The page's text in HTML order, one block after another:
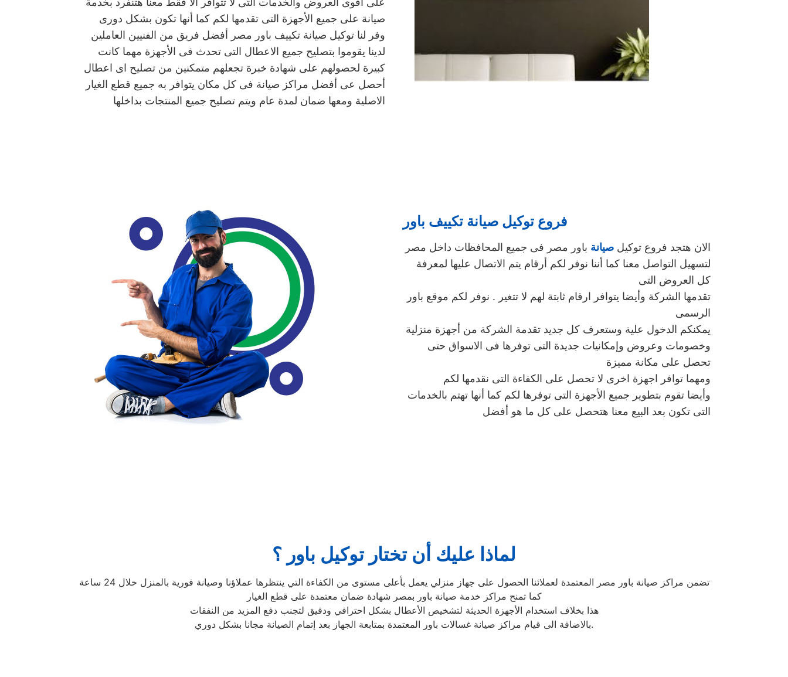
صيانة على جميع الأجهزة التى تقدمها لكم كما أنها تكون بشكل دورى
وفر لنا توكيل صيانة تكييف باور مصر أفضل فريق من الفنيين العاملين
لدينا يقوموا بتصليح جميع الاعطال التى تحدث فى الأجهزة مهما كانت
كبيرة لحصولهم على شهادة خبرة تجعلهم متمكنين من تصليح اى اعطال
أحصل عى أفضل مراكز صيانة فى كل مكان يتوافر به جميع قطع الغيار
الاصلية ومعها ضمان لمدة عام ويتم تصليح جميع المنتجات بداخلها
فروع توكيل صيانة تكييف باور
الان هتجد فروع توكيل صيانة باور مصر فى جميع المحافظات داخل مصر
لتسهيل التواصل معنا كما أننا نوفر لكم أرقام يتم الاتصال عليها لمعرفة
كل العروض التى
تقدمها الشركة وأيضا يتوافر ارقام ثابتة لهم لا تتغير . نوفر لكم موقع باور
الرسمى
يمكنكم الدخول علية وستعرف كل جديد تقدمة الشركة من أجهزة منزلية
وخصومات وعروض وإمكانيات جديدة التى توفرها فى الاسواق حتى
تحصل على مكانة مميزة
ومهما توافر اجهزة اخرى لا تحصل على الكفاءة التى نقدمها لكم
وأيضا تقوم بتطوير جميع الأجهزة التى توفرها لكم كما أنها تهتم بالخدمات
التى تكون بعد البيع معنا هتحصل على كل ما هو أفضل
لماذا عليك أن تختار توكيل باور ؟
تضمن مراكز صيانة باور مصر المعتمدة لعملائنا الحصول على جهاز منزلي يعمل بأعلى مستوى من الكفاءة التي ينتظرها عملاؤنا وصيانة فورية بالمنزل خلال 24 ساعة
كما تمنح مراكز خدمة صيانة باور بمصر شهادة ضمان معتمدة على قطع الغيار
هذا بخلاف استخدام الأجهزة الحديثة لتشخيص الأعطال بشكل احترافي ودقيق لتجنب دفع المزيد من النفقات
بالاضافة الى قيام مراكز صيانة غسالات باور المعتمدة بمتابعة الجهاز بعد إتمام الصيانة مجانا بشكل دوري.